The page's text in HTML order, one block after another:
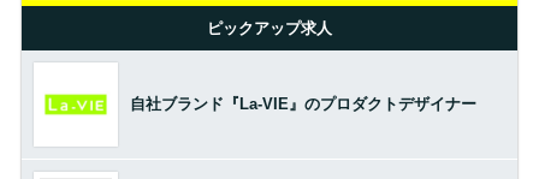
ピックアップ求人
自社ブランド『La-VIE』のプロダクトデザイナー